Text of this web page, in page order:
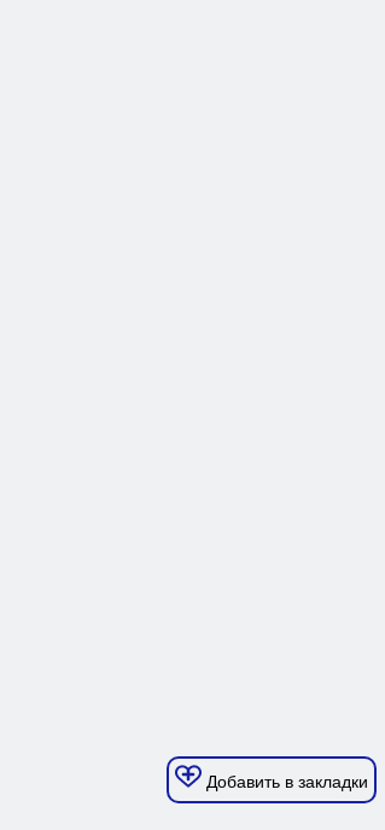
Добавить в закладки